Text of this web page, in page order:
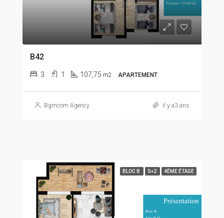
B42
3 1 107,75 m2 APARTEMENT
Bgmcom Agency il y a3 ans
BLOC B S+2 4ÈME ÉTAGE